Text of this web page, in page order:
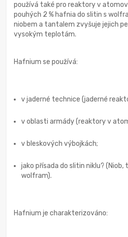
používá také pro reaktory v
pouhých 2 % hafnia do slitin s
niobem a tantalem zvyšuje jejich
vysokým teplotám.
Hafnium se používá:
v jaderné technice (jaderné
v oblasti armády (reaktory v
v bleskových výbojkách;
jako přísada do slitin niklu?
wolfram).
Hafnium je charakterizováno: